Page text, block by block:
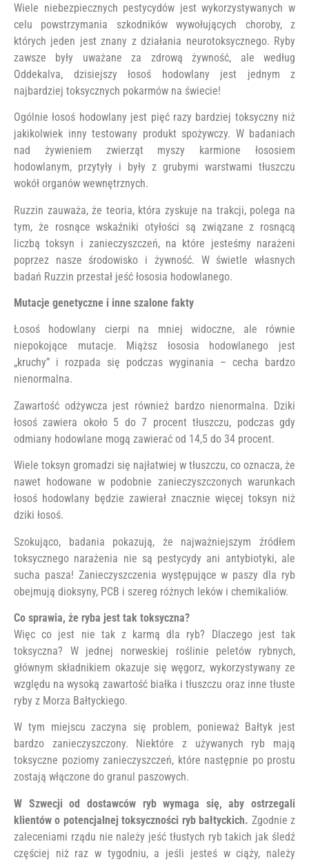
Wiele niebezpiecznych pestycydów jest wykorzystywanych w
celu powstrzymania szkodników wywołujących choroby, z
których jeden jest znany z działania neurotoksycznego. Ryby
zawsze były uważane za zdrową żywność, ale według
Oddekalva, dzisiejszy łosoś hodowlany jest jednym z
najbardziej toksycznych pokarmów na świecie!
Ogólnie łosoś hodowlany jest pięć razy bardziej toksyczny niż
jakikolwiek inny testowany produkt spożywczy. W badaniach
nad żywieniem zwierząt myszy karmione łososiem
hodowlanym, przytyły i były z grubymi warstwami tłuszczu
wokół organów wewnętrznych.
Ruzzin zauważa, że ​​teoria, która zyskuje na trakcji, polega na
tym, że rosnące wskaźniki otyłości są związane z rosnącą
liczbą toksyn i zanieczyszczeń, na które jesteśmy narażeni
poprzez nasze środowisko i żywność. W świetle własnych
badań Ruzzin przestał jeść łososia hodowlanego.
Mutacje genetyczne i inne szalone fakty
Łosoś hodowlany cierpi na mniej widoczne, ale równie
niepokojące mutacje. Miąższ łososia hodowlanego jest
„kruchy” i rozpada się podczas wyginania – cecha bardzo
nienormalna.
Zawartość odżywcza jest również bardzo nienormalna. Dziki
łosoś zawiera około 5 do 7 procent tłuszczu, podczas gdy
odmiany hodowlane mogą zawierać od 14,5 do 34 procent.
Wiele toksyn gromadzi się najłatwiej w tłuszczu, co oznacza, że
​​nawet hodowane w podobnie zanieczyszczonych warunkach
łosoś hodowlany będzie zawierał znacznie więcej toksyn niż
dziki łosoś.
Szokująco, badania pokazują, że najważniejszym źródłem
toksycznego narażenia nie są pestycydy ani antybiotyki, ale
sucha pasza! Zanieczyszczenia występujące w paszy dla ryb
obejmują dioksyny, PCB i szereg różnych leków i chemikaliów.
Co sprawia, że ​​ryba jest tak toksyczna?
Więc co jest nie tak z karmą dla ryb? Dlaczego jest tak
toksyczna? W jednej norweskiej roślinie peletów rybnych,
głównym składnikiem okazuje się węgorz, wykorzystywany ze
względu na wysoką zawartość białka i tłuszczu oraz inne tłuste
ryby z Morza Bałtyckiego.
W tym miejscu zaczyna się problem, ponieważ Bałtyk jest
bardzo zanieczyszczony. Niektóre z używanych ryb mają
toksyczne poziomy zanieczyszczeń, które następnie po prostu
zostają włączone do granul paszowych.
W Szwecji od dostawców ryb wymaga się, aby ostrzegali
klientów o potencjalnej toksyczności ryb bałtyckich. Zgodnie z
zaleceniami rządu nie należy jeść tłustych ryb takich jak śledź
częściej niż raz w tygodniu, a jeśli jesteś w ciąży, należy